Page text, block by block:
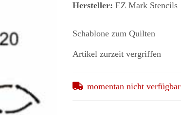
Hersteller: EZ Mark Stencils
Schablone zum Quilten
Artikel zurzeit vergriffen
momentan nicht verfügbar